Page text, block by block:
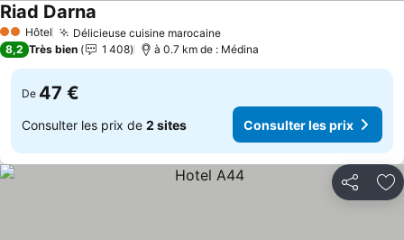
2 Étoiles
Hôtel Délicieuse cuisine marocaineConsulter les prix
Riad Darna
8,2 Très bien 1 408 à 0.7 km de : Médina
De 47 €
Consulter les prix de 2 sites Consulter les prix
Partager